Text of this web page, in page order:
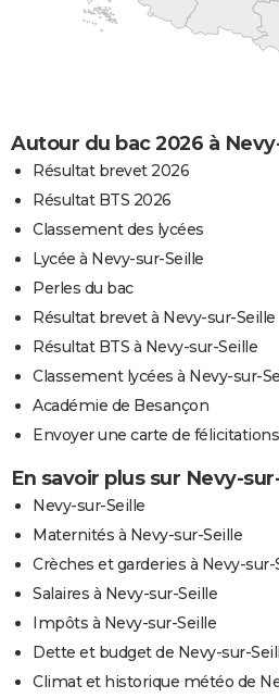
Autour du bac 2026 à
Résultat brevet 2026
Résultat BTS 2026
Classement des lycées
Lycée à Nevy-sur-Seille
Perles du bac
Résultat brevet à Nevy-sur-Seille
Résultat BTS à Nevy-sur-Seille
Classement lycées à Nevy-sur-
Académie de Besançon
Envoyer une carte de félicitations
En savoir plus sur Nevy-
Nevy-sur-Seille
Maternités à Nevy-sur-Seille
Crèches et garderies à Nevy-sur-
Salaires à Nevy-sur-Seille
Impôts à Nevy-sur-Seille
Dette et budget de Nevy-sur-
Climat et historique météo de